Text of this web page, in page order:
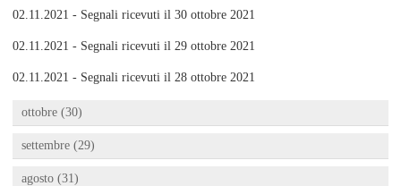
02.11.2021 - Segnali ricevuti il 30 ottobre 2021
02.11.2021 - Segnali ricevuti il 29 ottobre 2021
02.11.2021 - Segnali ricevuti il 28 ottobre 2021
ottobre (30)
settembre (29)
agosto (31)